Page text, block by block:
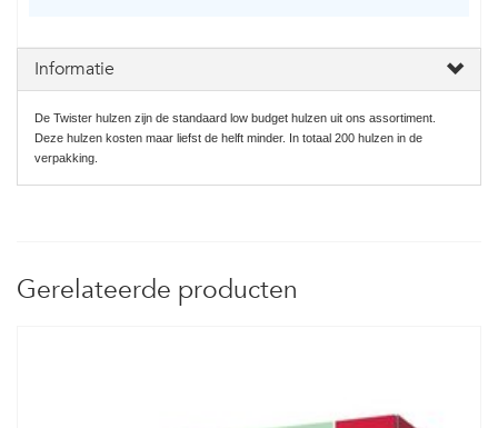
Informatie
De Twister hulzen zijn de standaard low budget hulzen uit ons assortiment.
Deze hulzen kosten maar liefst de helft minder. In totaal 200 hulzen in de
verpakking.
Gerelateerde producten